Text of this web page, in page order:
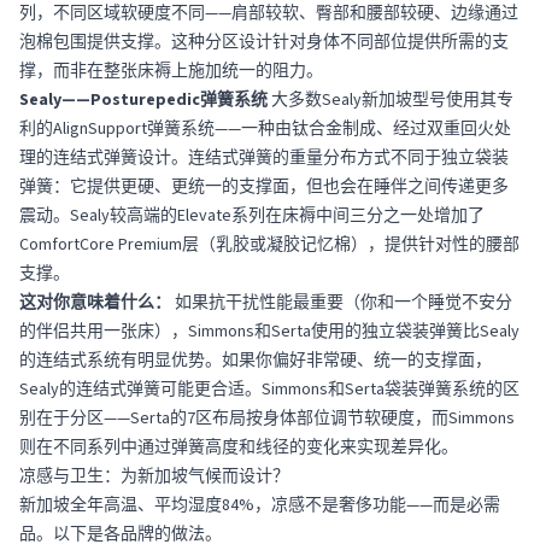
列，不同区域软硬度不同——肩部较软、臀部和腰部较硬、边缘通过
泡棉包围提供支撑。这种分区设计针对身体不同部位提供所需的支
撑，而非在整张床褥上施加统一的阻力。
Sealy——Posturepedic弹簧系统大多数Sealy新加坡型号使用其专
利的AlignSupport弹簧系统——一种由钛合金制成、经过双重回火处
理的连结式弹簧设计。连结式弹簧的重量分布方式不同于独立袋装
弹簧：它提供更硬、更统一的支撑面，但也会在睡伴之间传递更多
震动。Sealy较高端的Elevate系列在床褥中间三分之一处增加了
ComfortCore Premium层（乳胶或凝胶记忆棉），提供针对性的腰部
支撑。
这对你意味着什么： 如果抗干扰性能最重要（你和一个睡觉不安分
的伴侣共用一张床），Simmons和Serta使用的独立袋装弹簧比Sealy
的连结式系统有明显优势。如果你偏好非常硬、统一的支撑面，
Sealy的连结式弹簧可能更合适。Simmons和Serta袋装弹簧系统的区
别在于分区——Serta的7区布局按身体部位调节软硬度，而Simmons
则在不同系列中通过弹簧高度和线径的变化来实现差异化。
凉感与卫生：为新加坡气候而设计？
新加坡全年高温、平均湿度84%，凉感不是奢侈功能——而是必需
品。以下是各品牌的做法。